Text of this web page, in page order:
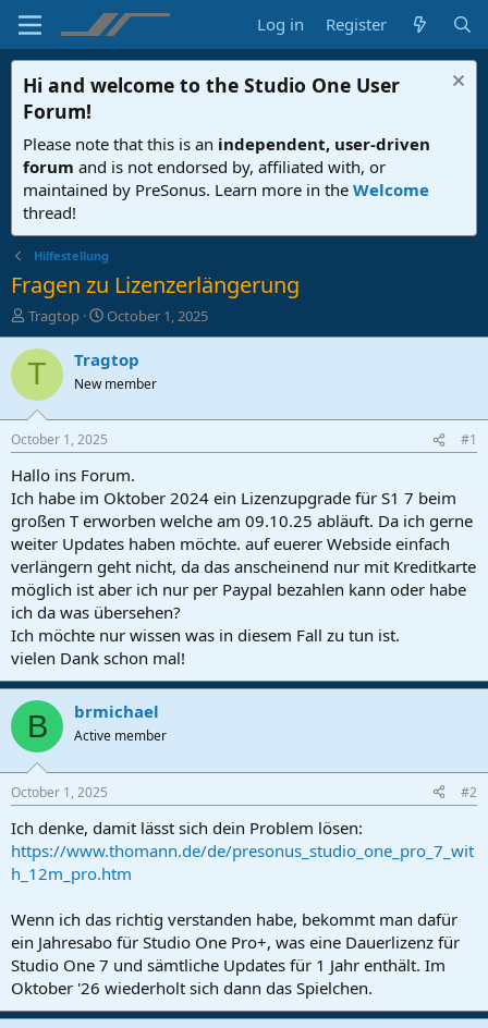
Log in Register
Hi and welcome to the Studio One User
Forum!
Please note that this is an independent, user-driven
forum and is not endorsed by, affiliated with, or
maintained by PreSonus. Learn more in the Welcome
thread!
Hilfestellung
Fragen zu Lizenzerlängerung
T
h
r
d
s
t
a
t
e
r
Tragtop
S
t
a
r
t
a
t
e
October 1, 2025
T Tragtop
New member
October 1, 2025 #1
Hallo ins Forum.
Ich habe im Oktober 2024 ein Lizenzupgrade für S1 7 beim
großen T erworben welche am 09.10.25 abläuft. Da ich gerne
weiter Updates haben möchte. auf euerer Webside einfach
verlängern geht nicht, da das anscheinend nur mit Kreditkarte
möglich ist aber ich nur per Paypal bezahlen kann oder habe
ich da was übersehen?
Ich möchte nur wissen was in diesem Fall zu tun ist.
vielen Dank schon mal!
B brmichael
Active member
October 1, 2025 #2
Ich denke, damit lässt sich dein Problem lösen:
https://www.thomann.de/de/presonus_studio_one_pro_7_wit
h_12m_pro.htm
Wenn ich das richtig verstanden habe, bekommt man dafür
ein Jahresabo für Studio One Pro+, was eine Dauerlizenz für
Studio One 7 und sämtliche Updates für 1 Jahr enthält. Im
Oktober '26 wiederholt sich dann das Spielchen.